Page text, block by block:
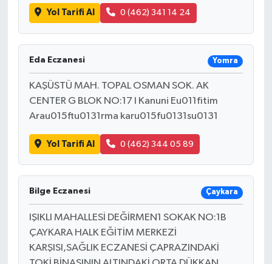
Yol Tarifi Al 0 (462) 341 14 24
Eda Eczanesi Yomra
KAŞÜSTÜ MAH. TOPAL OSMAN SOK. AK
CENTER G BLOK NO:17 I Kanuni Eu011fitim
Arau015ftu0131rma karu015fu0131su0131
Yol Tarifi Al 0 (462) 344 05 89
Bilge Eczanesi Çaykara
IŞIKLI MAHALLESİ DEĞİRMEN1 SOKAK NO:1B
ÇAYKARA HALK EĞİTİM MERKEZİ
KARŞISI,SAĞLIK ECZANESİ ÇAPRAZINDAKİ